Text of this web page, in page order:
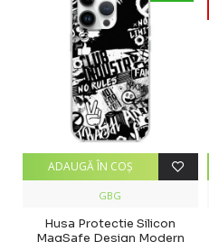
GBG
Husa Protectie Silicon
MagSafe Design Modern
ADAUGĂ ÎN COŞ